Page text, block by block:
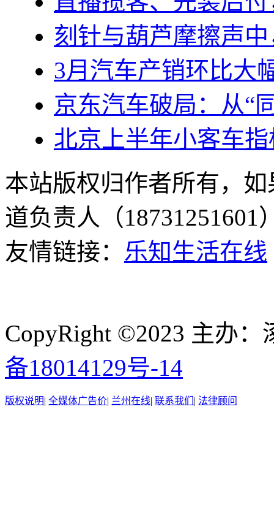
刻针与葫芦摩擦声
3月汽车产销环比大
京东汽车破局：从“
北京上半年小客车
本站版权归作者所有，
道负责人（
友情链接： 乐知生活在线
CopyRight ©2023 主办
备18014129号-14
版权说明| 全媒体广告价| 兰州在线| 联系我们 | 法律顾问